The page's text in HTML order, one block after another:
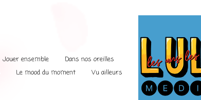
Jouer ensemble
Dans nos oreilles
Le mood du moment Vu ailleurs